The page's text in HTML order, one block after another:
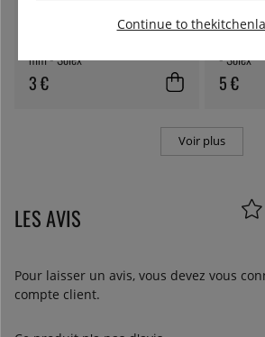
mm - Solex
3 €
SOLEX
- Solex
5 €
Voir plus
LES AVIS
Pour laisser un avis, vous devez vous
compte client.
Continue to